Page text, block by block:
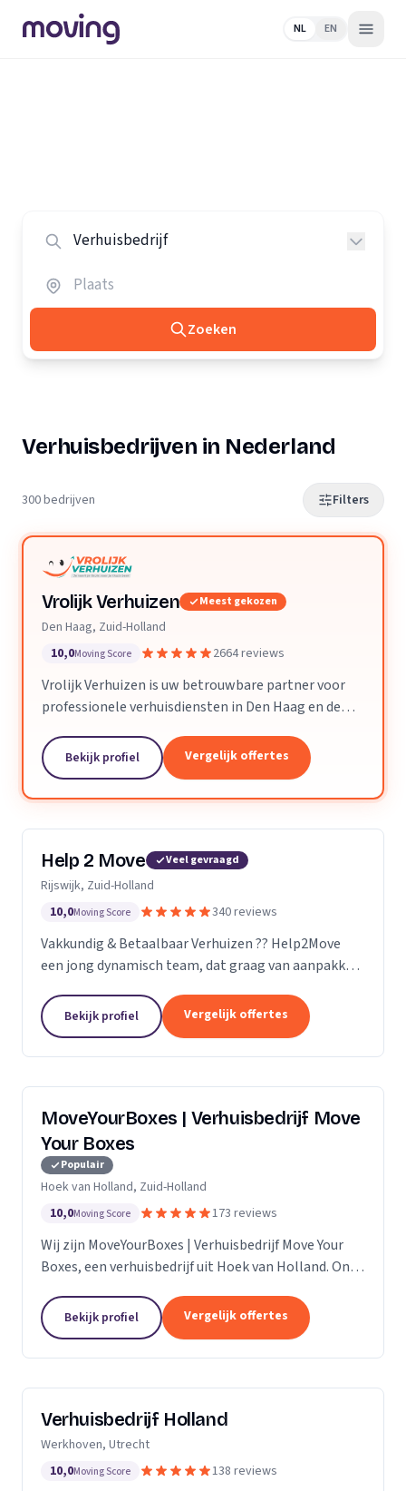
NL EN
Zoeken
Verhuisbedrijven in Nederland
300 bedrijven Filters
Vrolijk Verhuizen Meest gekozen
Den Haag, Zuid-Holland
10,0Moving Score 2664 reviews
Vrolijk Verhuizen is uw betrouwbare partner voor
professionele verhuisdiensten in Den Haag en de
ervaring en een toegewijd team zorgen wij ervoor
dat uw verhuizing soepel en zorgeloos verloopt.
Bekijk profiel Vergelijk offertes
Help 2 Move Veel gevraagd
Rijswijk, Zuid-Holland
10,0Moving Score 340 reviews
Vakkundig & Betaalbaar Verhuizen ?? Help2Move
een jong dynamisch team, dat graag van aanpakken
Vraag naar de mogelijkheden.
Bekijk profiel Vergelijk offertes
MoveYourBoxes | Verhuisbedrijf Move
Your Boxes
Populair
Hoek van Holland, Zuid-Holland
10,0Moving Score 173 reviews
Wij zijn MoveYourBoxes | Verhuisbedrijf Move Your
Boxes, een verhuisbedrijf uit Hoek van Holland. Ons
Bekijk profiel Vergelijk offertes
Verhuisbedrijf Holland
Werkhoven, Utrecht
10,0Moving Score 138 reviews